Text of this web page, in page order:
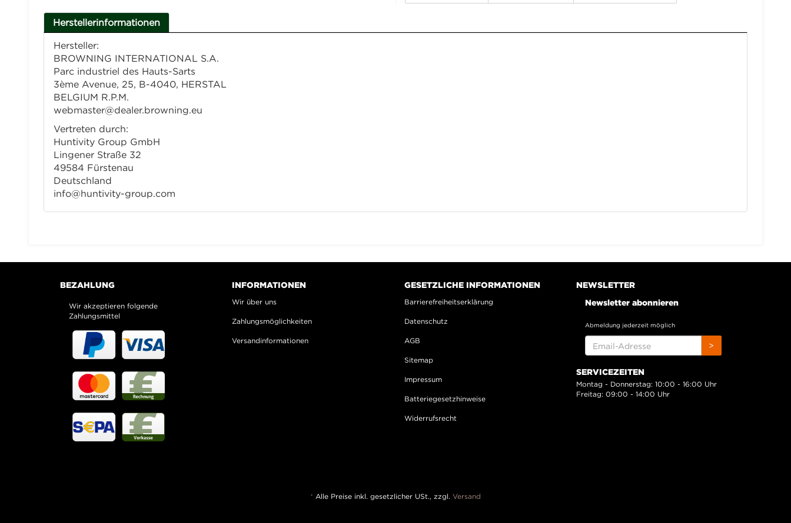
Herstellerinformationen
Hersteller:
BROWNING INTERNATIONAL S.A.
Parc industriel des Hauts-Sarts
3ème Avenue, 25, B-4040, HERSTAL
BELGIUM R.P.M.
webmaster@dealer.browning.eu
Vertreten durch:
Huntivity Group GmbH
Lingener Straße 32
49584 Fürstenau
Deutschland
info@huntivity-group.com
BEZAHLUNG
Wir akzeptieren folgende
Zahlungsmittel
INFORMATIONEN
Wir über uns
Zahlungsmöglichkeiten
Versandinformationen
GESETZLICHE INFORMATIONEN
Barrierefreiheitserklärung
Datenschutz
AGB
Sitemap
Impressum
Batteriegesetzhinweise
Widerrufsrecht
NEWSLETTER
Newsletter abonnieren
Abmeldung jederzeit möglich
ADRESSE
>
SERVICEZEITEN
Montag - Donnerstag: 10:00 - 16:00 Uhr
Freitag: 09:00 - 14:00 Uhr
* Alle Preise inkl. gesetzlicher USt., zzgl. Versand